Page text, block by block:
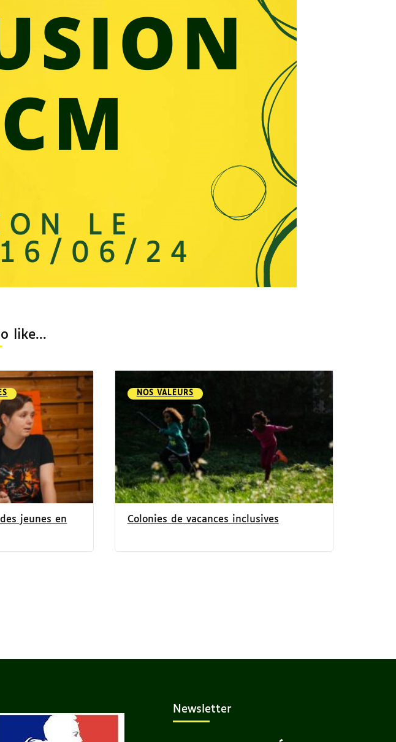
like...
jeunes en
NOS VALEURS
Colonies de vacances inclusives
Newsletter